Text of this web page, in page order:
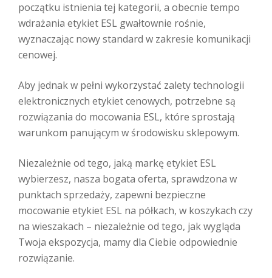
początku istnienia tej kategorii, a obecnie tempo
wdrażania etykiet ESL gwałtownie rośnie,
wyznaczając nowy standard w zakresie komunikacji
cenowej.
Aby jednak w pełni wykorzystać zalety technologii
elektronicznych etykiet cenowych, potrzebne są
rozwiązania do mocowania ESL, które sprostają
warunkom panującym w środowisku sklepowym.
Niezależnie od tego, jaką markę etykiet ESL
wybierzesz, nasza bogata oferta, sprawdzona w
punktach sprzedaży, zapewni bezpieczne
mocowanie etykiet ESL na półkach, w koszykach czy
na wieszakach – niezależnie od tego, jak wygląda
Twoja ekspozycja, mamy dla Ciebie odpowiednie
rozwiązanie.